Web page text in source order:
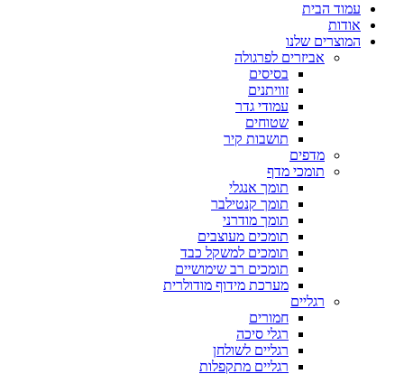
עמוד הבית
אודות
המוצרים שלנו
אביזרים לפרגולה
בסיסים
זוויתנים
עמודי גדר
שטוחים
תושבות קיר
מדפים
תומכי מדף
תומך אנגלי
תומך קנטילבר
תומך מודרני
תומכים מעוצבים
תומכים למשקל כבד
תומכים רב שימושיים
מערכת מידוף מודולרית
רגליים
חמורים
רגלי סיכה
רגליים לשולחן
רגליים מתקפלות